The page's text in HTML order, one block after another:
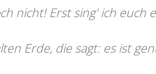
nicht! Erst sing' ich euch
Erde, die sagt: es ist